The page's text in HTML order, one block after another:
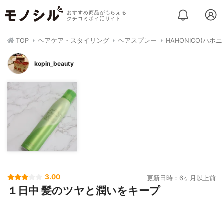
おすすめ商品がもらえる
クチコミポイ活サイト
TOP ヘアケア・スタイリング ヘアスプレー HAHONICO(ハホ
kopin_beauty
3.00 更新日時：6ヶ月以上前
１日中 髪のツヤと潤いをキープ